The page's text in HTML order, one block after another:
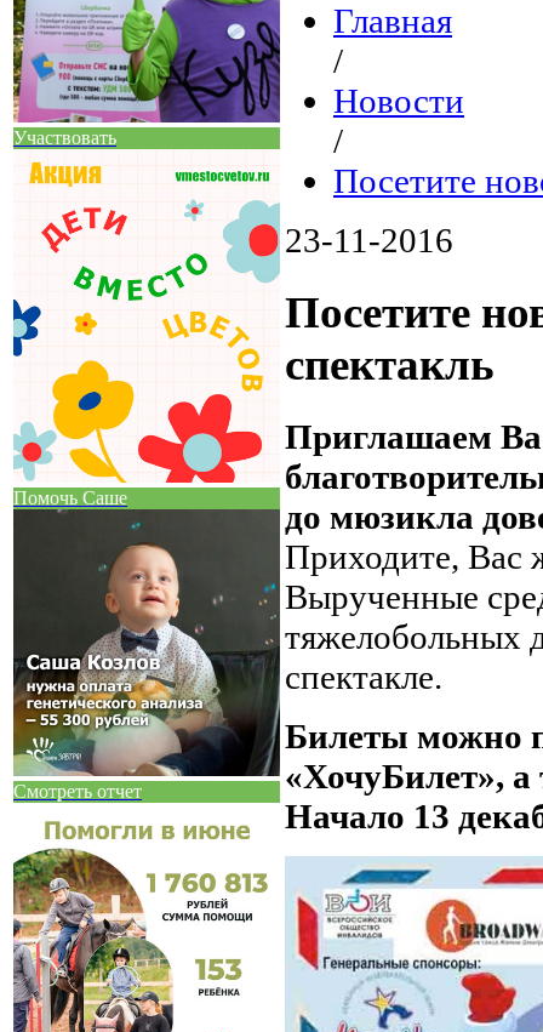
Участвовать
Помочь Саше
Смотреть отчет
Главная
/
Новости
/
Посетите
23-11-2016
Посетите
спектакль
Приглашаем
до мюзикла
Приходите, Вас
Вырученные
тяжелобольных
спектакле.
Билеты можно
«ХочуБилет», а
Начало 13